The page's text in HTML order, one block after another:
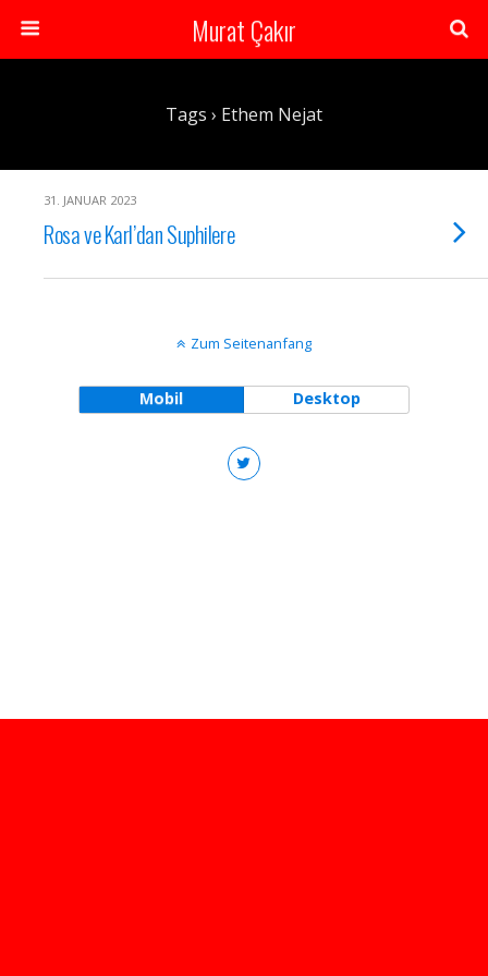
Murat Çakır
Tags › Ethem Nejat
31. JANUAR 2023
Rosa ve Karl’dan Suphilere
Zum Seitenanfang
Mobil Desktop